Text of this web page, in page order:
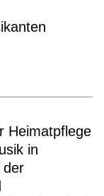
Heimatpflege
in
der